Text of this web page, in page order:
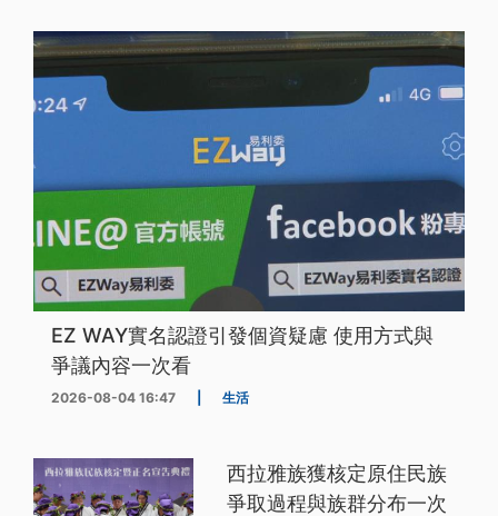
EZ WAY實名認證引發個資疑慮 使用方式與
爭議內容一次看
2026-08-04 16:47 生活
西拉雅族獲核定原住民族
爭取過程與族群分布一次